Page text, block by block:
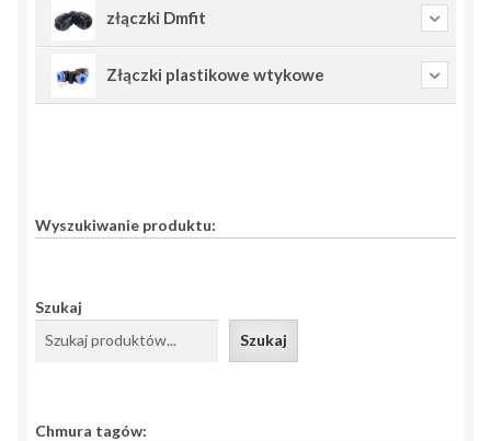
złączki Dmfit
Złączki plastikowe wtykowe
Wyszukiwanie produktu:
Szukaj
Szukaj
Chmura tagów: